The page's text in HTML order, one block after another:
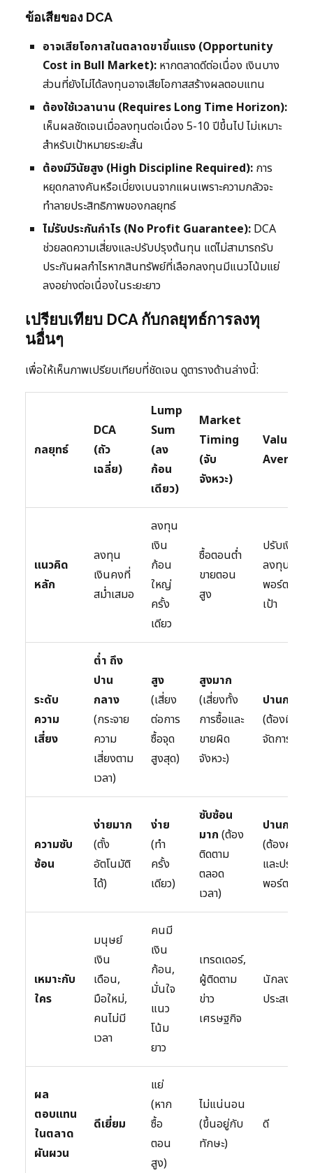
ข้อเสียของ DCA
อาจเสียโอกาสในตลาดขาขึ้นแรง (Opportunity
Cost in Bull Market): หากตลาดดีต่อเนื่อง เงินบาง
ส่วนที่ยังไม่ได้ลงทุนอาจเสียโอกาสสร้างผลตอบแทน
ต้องใช้เวลานาน (Requires Long Time Horizon):
เห็นผลชัดเจนเมื่อลงทุนต่อเนื่อง 5-10 ปีขึ้นไป ไม่เหมาะ
สำหรับเป้าหมายระยะสั้น
ต้องมีวินัยสูง (High Discipline Required): การ
หยุดกลางคันหรือเบี่ยงเบนจากแผนเพราะความกลัวจะ
ทำลายประสิทธิภาพของกลยุทธ์
ไม่รับประกันกำไร (No Profit Guarantee): DCA
ช่วยลดความเสี่ยงและปรับปรุงต้นทุน แต่ไม่สามารถรับ
ประกันผลกำไรหากสินทรัพย์ที่เลือกลงทุนมีแนวโน้มแย่
ลงอย่างต่อเนื่องในระยะยาว
เปรียบเทียบ DCA กับกลยุทธ์การลงทุ
นอื่นๆ
เพื่อให้เห็นภาพเปรียบเทียบที่ชัดเจน ดูตารางด้านล่างนี้:
กลยุทธ์
DCA
(ถัว
เฉลี่ย)
Lump
Sum
(ลง
ก้อน
เดียว)
Market
Timing
(จับ
จังหวะ)
Value
แนวคิด
หลัก
ลงทุน
เงินคงที่
สม่ำเสมอ
ลงทุน
เงิน
ก้อน
ใหญ่
ครั้ง
เดียว
ซื้อตอนต่ำ
ขายตอน
สูง
ปรับเงิน
ลงทุนให้
พอร์ตโตตา
เป้า
ระดับ
ความ
เสี่ยง
ต่ำ ถึง
ปาน
กลาง
(กระจาย
ความ
เสี่ยงตาม
เวลา)
สูง
(เสี่ยง
ต่อการ
ซื้อจุด
สูงสุด)
สูงมาก
(เสี่ยงทั้ง
การซื้อและ
ขายผิด
จังหวะ)
ปานกลาง
(ต้องมีการ
จัดการ)
ความซับ
ซ้อน
ง่ายมาก
(ตั้ง
อัตโนมัติ
ได้)
ง่าย
(ทำ
ครั้ง
เดียว)
ซับซ้อน
มาก (ต้อง
ติดตาม
ตลอด
เวลา)
ปานกลาง
(ต้องคำน
และปรับ
พอร์ต)
เหมาะกับ
ใคร
มนุษย์
เงิน
เดือน,
มือใหม่,
คนไม่มี
เวลา
คนมี
เงิน
ก้อน,
มั่นใจ
แนว
โน้ม
ยาว
เทรดเดอร์,
ผู้ติดตาม
ข่าว
เศรษฐกิจ
นักลงทุน
ประสบกา
ผล
ตอบแทน
ในตลาด
ผันผวน
ดีเยี่ยม
แย่
(หาก
ซื้อ
ตอน
สูง)
ไม่แน่นอน
(ขึ้นอยู่กับ
ทักษะ)
ดี